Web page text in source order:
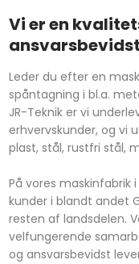
Vi er en
​Leder du efter en
spåntagning i bl.a.
JR-Teknik er vi
erhvervskunder, og vi
plast, stål, rustfri stål,
På vores maskinfabrik
kunder i blandt andet
resten af landsdelen.
velfungerende
og ansvarsbevidst